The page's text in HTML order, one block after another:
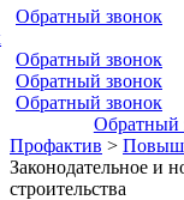
Обратный звонок
Обратный звонок
Обратный звонок
Обратный звонок
Обратный
Профактив >
Законодательное и
строительства